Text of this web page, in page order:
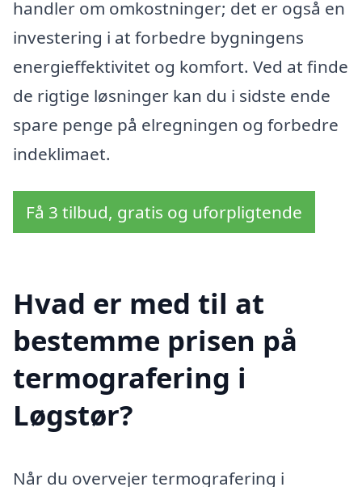
handler om omkostninger; det er også en
investering i at forbedre bygningens
energieffektivitet og komfort. Ved at finde
de rigtige løsninger kan du i sidste ende
spare penge på elregningen og forbedre
indeklimaet.
Få 3 tilbud, gratis og uforpligtende
Hvad er med til at
bestemme prisen på
termografering i
Løgstør?
Når du overvejer termografering i